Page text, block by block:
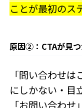
ことが最初のス
原因②：CTAが見
「問い合わせ
にしかない・目
「お問い合わ